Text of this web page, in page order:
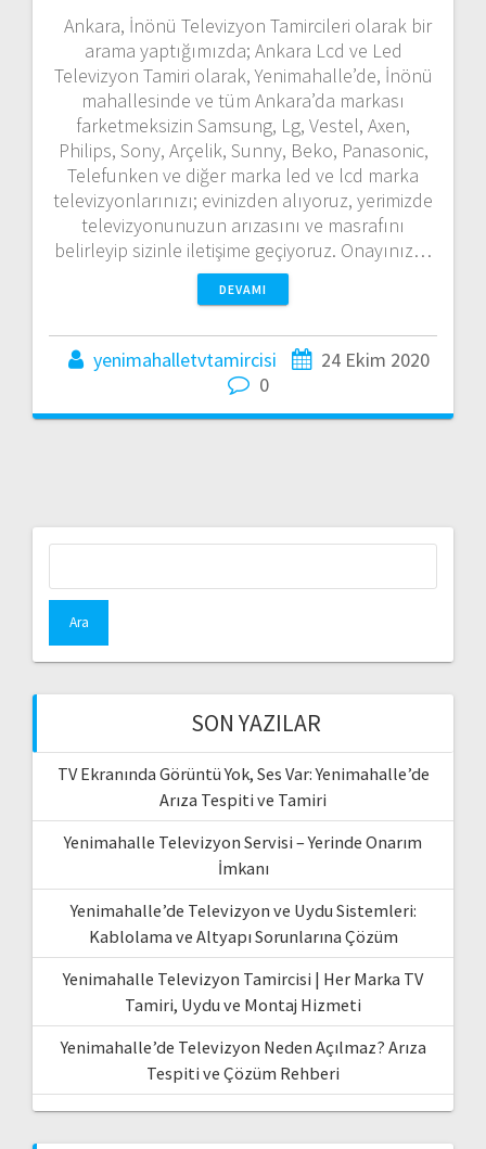
Ankara, İnönü Televizyon Tamircileri olarak bir
arama yaptığımızda; Ankara Lcd ve Led
Televizyon Tamiri olarak, Yenimahalle’de, İnönü
mahallesinde ve tüm Ankara’da markası
farketmeksizin Samsung, Lg, Vestel, Axen,
Philips, Sony, Arçelik, Sunny, Beko, Panasonic,
Telefunken ve diğer marka led ve lcd marka
televizyonlarınızı; evinizden alıyoruz, yerimizde
televizyonunuzun arızasını ve masrafını
belirleyip sizinle iletişime geçiyoruz. Onayınız…
DEVAMI
yenimahalletvtamircisi
24 Ekim 2020
0
SON YAZILAR
TV Ekranında Görüntü Yok, Ses Var: Yenimahalle’de
Arıza Tespiti ve Tamiri
Yenimahalle Televizyon Servisi – Yerinde Onarım
İmkanı
Yenimahalle’de Televizyon ve Uydu Sistemleri:
Kablolama ve Altyapı Sorunlarına Çözüm
Yenimahalle Televizyon Tamircisi | Her Marka TV
Tamiri, Uydu ve Montaj Hizmeti
Yenimahalle’de Televizyon Neden Açılmaz? Arıza
Tespiti ve Çözüm Rehberi